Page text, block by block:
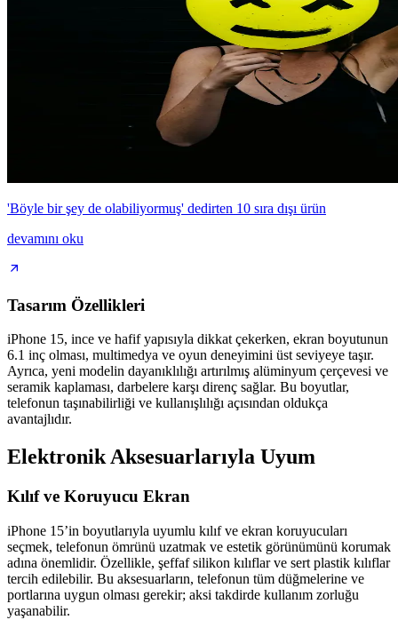
'Böyle bir şey de olabiliyormuş' dedirten 10 sıra dışı ürün
devamını oku
Tasarım Özellikleri
iPhone 15, ince ve hafif yapısıyla dikkat çekerken, ekran boyutunun
6.1 inç olması, multimedya ve oyun deneyimini üst seviyeye taşır.
Ayrıca, yeni modelin dayanıklılığı artırılmış alüminyum çerçevesi ve
seramik kaplaması, darbelere karşı direnç sağlar. Bu boyutlar,
telefonun taşınabilirliği ve kullanışlılığı açısından oldukça
avantajlıdır.
Elektronik Aksesuarlarıyla Uyum
Kılıf ve Koruyucu Ekran
iPhone 15’in boyutlarıyla uyumlu kılıf ve ekran koruyucuları
seçmek, telefonun ömrünü uzatmak ve estetik görünümünü korumak
adına önemlidir. Özellikle, şeffaf silikon kılıflar ve sert plastik kılıflar
tercih edilebilir. Bu aksesuarların, telefonun tüm düğmelerine ve
portlarına uygun olması gerekir; aksi takdirde kullanım zorluğu
yaşanabilir.